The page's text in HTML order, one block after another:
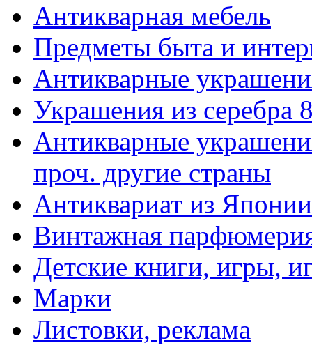
Антикварная мебель
Предметы быта и
Антикварные
Украшения из серебра
Антикварные
проч. другие страны
Антиквариат из
Винтажная
Детские книги, игры,
Марки
Листовки, реклама